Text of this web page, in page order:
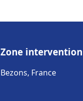
Zone intervention
Bezons, France